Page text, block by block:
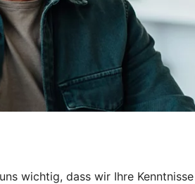
wichtig, dass wir Ihre